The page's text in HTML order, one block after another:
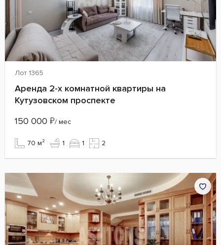
Лот 1365
Аренда 2-х комнатной квартиры на
Кутузовском проспекте
150 000 ₽/ мес
70 м² 1 1 2